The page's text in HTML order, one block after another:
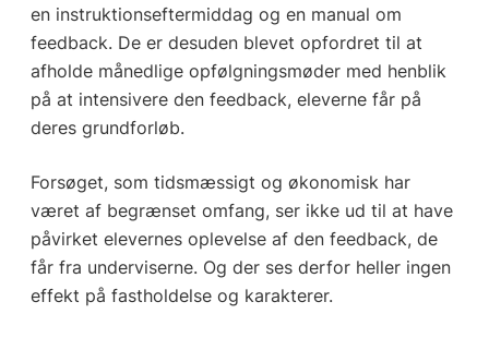
en instruktionseftermiddag og en manual om
feedback. De er desuden blevet opfordret til at
afholde månedlige opfølgningsmøder med henblik
på at intensivere den feedback, eleverne får på
deres grundforløb.
Forsøget, som tidsmæssigt og økonomisk har
været af begrænset omfang, ser ikke ud til at have
påvirket elevernes oplevelse af den feedback, de
får fra underviserne. Og der ses derfor heller ingen
effekt på fastholdelse og karakterer.